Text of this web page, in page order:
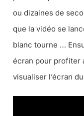
ou dizaines de
que la vidéo se
blanc tourne …
écran pour profiter
visualiser l’écran